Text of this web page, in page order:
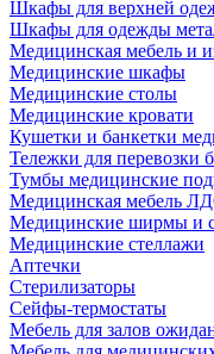
Шкафы для верхней
Шкафы для одежды
Медицинская мебель и
Медицинские шкафы
Медицинские столы
Медицинские кровати
Кушетки и банкетки
Тележки для перевозки
Тумбы медицинские
Медицинская мебель
Медицинские ширмы и
Медицинские стеллажи
Аптечки
Стерилизаторы
Сейфы-термостаты
Мебель для залов